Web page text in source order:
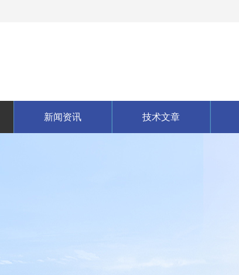
新闻资讯 技术文章